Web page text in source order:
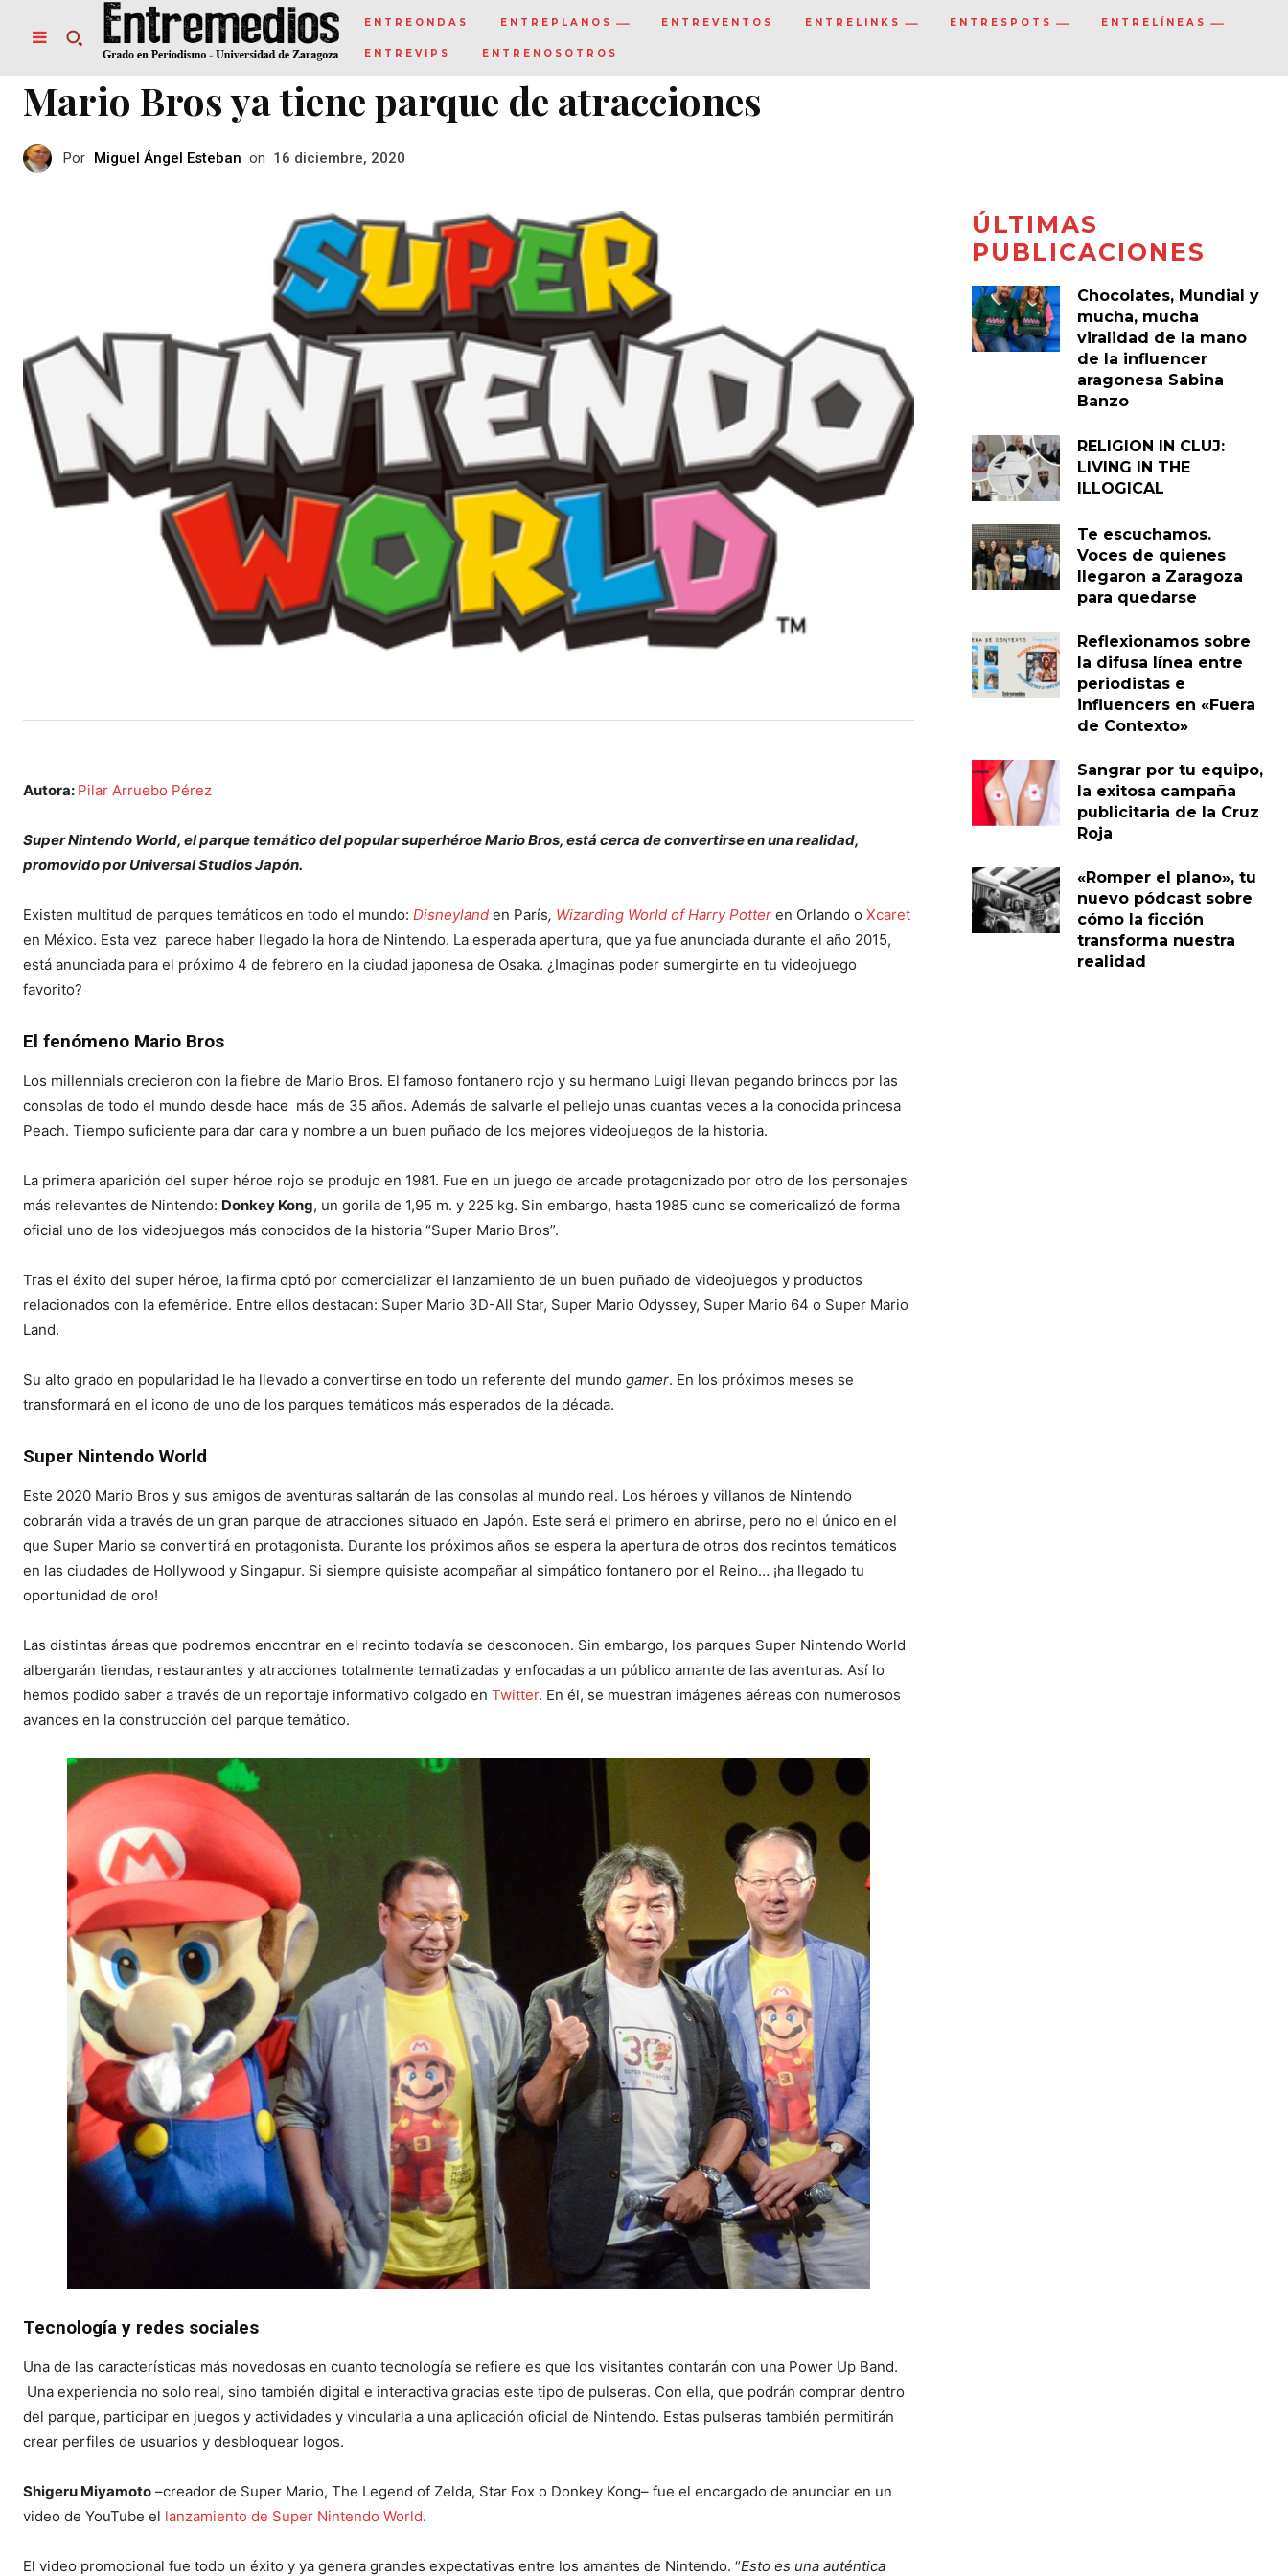
ENTREONDAS ENTREPLANOS ENTREVENTOS ENTRELINKS ENTRESPOTS ENTRELÍNEAS
ENTREVIPS ENTRENOSOTROS
Mario Bros ya tiene parque de atracciones
Por Miguel Ángel Esteban on 16 diciembre, 2020
Autora: Pilar Arruebo Pérez
Super Nintendo World, el parque temático del popular superhéroe Mario Bros, está cerca de convertirse en una realidad,
promovido por Universal Studios Japón.
Existen multitud de parques temáticos en todo el mundo: Disneyland en París, Wizarding World of Harry Potter en Orlando o Xcaret
en México. Esta vez parece haber llegado la hora de Nintendo. La esperada apertura, que ya fue anunciada durante el año 2015,
está anunciada para el próximo 4 de febrero en la ciudad japonesa de Osaka. ¿Imaginas poder sumergirte en tu videojuego
favorito?
El fenómeno Mario Bros
Los millennials crecieron con la fiebre de Mario Bros. El famoso fontanero rojo y su hermano Luigi llevan pegando brincos por las
consolas de todo el mundo desde hace más de 35 años. Además de salvarle el pellejo unas cuantas veces a la conocida princesa
Peach. Tiempo suficiente para dar cara y nombre a un buen puñado de los mejores videojuegos de la historia.
La primera aparición del super héroe rojo se produjo en 1981. Fue en un juego de arcade protagonizado por otro de los personajes
más relevantes de Nintendo: Donkey Kong, un gorila de 1,95 m. y 225 kg. Sin embargo, hasta 1985 cuno se comericalizó de forma
oficial uno de los videojuegos más conocidos de la historia “Super Mario Bros”.
Tras el éxito del super héroe, la firma optó por comercializar el lanzamiento de un buen puñado de videojuegos y productos
relacionados con la efeméride. Entre ellos destacan: Super Mario 3D-All Star, Super Mario Odyssey, Super Mario 64 o Super Mario
Land.
Su alto grado en popularidad le ha llevado a convertirse en todo un referente del mundo gamer. En los próximos meses se
transformará en el icono de uno de los parques temáticos más esperados de la década.
Super Nintendo World
Este 2020 Mario Bros y sus amigos de aventuras saltarán de las consolas al mundo real. Los héroes y villanos de Nintendo
cobrarán vida a través de un gran parque de atracciones situado en Japón. Este será el primero en abrirse, pero no el único en el
que Super Mario se convertirá en protagonista. Durante los próximos años se espera la apertura de otros dos recintos temáticos
en las ciudades de Hollywood y Singapur. Si siempre quisiste acompañar al simpático fontanero por el Reino… ¡ha llegado tu
oportunidad de oro!
Las distintas áreas que podremos encontrar en el recinto todavía se desconocen. Sin embargo, los parques Super Nintendo World
albergarán tiendas, restaurantes y atracciones totalmente tematizadas y enfocadas a un público amante de las aventuras. Así lo
hemos podido saber a través de un reportaje informativo colgado en Twitter. En él, se muestran imágenes aéreas con numerosos
avances en la construcción del parque temático.
Tecnología y redes sociales
Una de las características más novedosas en cuanto tecnología se refiere es que los visitantes contarán con una Power Up Band.
Una experiencia no solo real, sino también digital e interactiva gracias este tipo de pulseras. Con ella, que podrán comprar dentro
del parque, participar en juegos y actividades y vincularla a una aplicación oficial de Nintendo. Estas pulseras también permitirán
crear perfiles de usuarios y desbloquear logos.
Shigeru Miyamoto –creador de Super Mario, The Legend of Zelda, Star Fox o Donkey Kong– fue el encargado de anunciar en un
video de YouTube el lanzamiento de Super Nintendo World.
El video promocional fue todo un éxito y ya genera grandes expectativas entre los amantes de Nintendo. “Esto es una auténtica
ÚLTIMAS
PUBLICACIONES
Chocolates, Mundial y
mucha, mucha
viralidad de la mano
de la influencer
aragonesa Sabina
Banzo
RELIGION IN CLUJ:
LIVING IN THE
ILLOGICAL
Te escuchamos.
Voces de quienes
llegaron a Zaragoza
para quedarse
Reflexionamos sobre
la difusa línea entre
periodistas e
influencers en «Fuera
de Contexto»
Sangrar por tu equipo,
la exitosa campaña
publicitaria de la Cruz
Roja
«Romper el plano», tu
nuevo pódcast sobre
cómo la ficción
transforma nuestra
realidad